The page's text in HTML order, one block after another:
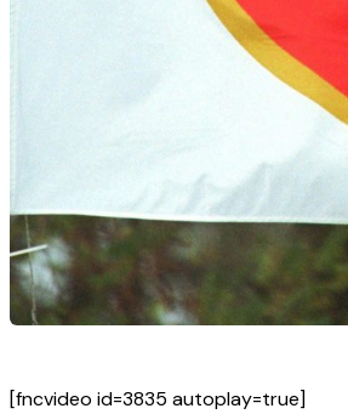
[fncvideo id=3835 autoplay=true]